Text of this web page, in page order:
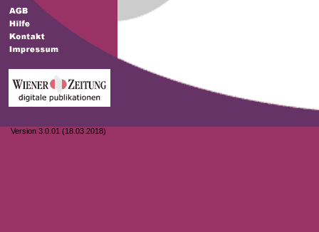
Version 3.0.01 (18.03.2018)